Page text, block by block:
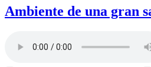
Ambiente de una gran